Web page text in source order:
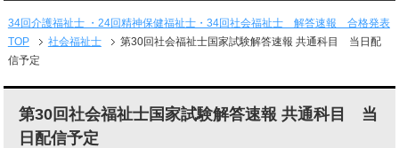
34回介護福祉士 ・24回精神保健福祉士・34回社会福祉士 解答速報 合格発表
TOP
社会福祉士
第30回社会福祉士国家試験解答速報 共通科目 当日配
信予定
第30回社会福祉士国家試験解答速報 共通科目 当
日配信予定